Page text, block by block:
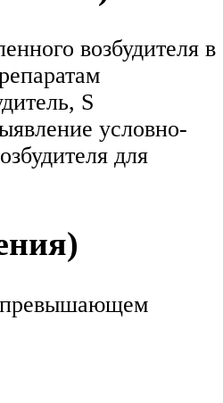
возбудителя в
S
условно-
для
превышающем